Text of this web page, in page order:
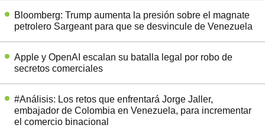
Bloomberg: Trump aumenta la presión sobre el magnate
petrolero Sargeant para que se desvincule de Venezuela
Apple y OpenAI escalan su batalla legal por robo de
secretos comerciales
#Análisis: Los retos que enfrentará Jorge Jaller,
embajador de Colombia en Venezuela, para incrementar
el comercio binacional